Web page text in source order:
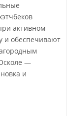
активном
и обеспечивают
—
и